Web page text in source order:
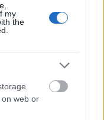
my
the
web or
nem mindig
ismert
más meló
hogy nincs
A már idézett
azért is lehet